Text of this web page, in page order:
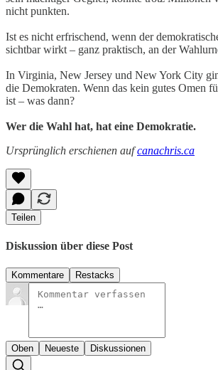
nicht punkten.
Ist es nicht erfrischend, wenn der
sichtbar wirkt – ganz praktisch, an der
In Virginia, New Jersey und New York City
die Demokraten. Wenn das kein gutes Omen
ist – was dann?
Wer die Wahl hat, hat eine Demokratie.
Ursprünglich erschienen aufcanachris.ca
Teilen
Diskussion über diese Post
Kommentare Restacks
Oben Neueste Diskussionen